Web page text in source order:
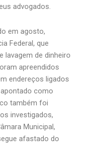
advogados.
em agosto,
Federal, que
lavagem de dinheiro
apreendidos
endereços ligados
como
também foi
investigados,
Municipal,
afastado do